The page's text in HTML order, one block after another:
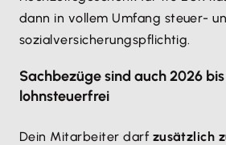
dann in vollem Umfang steuer-
sozialversicherungspflichtig.
Sachbezüge sind auch 2026
lohnsteuerfrei
Dein Mitarbeiter darf zusätzlich